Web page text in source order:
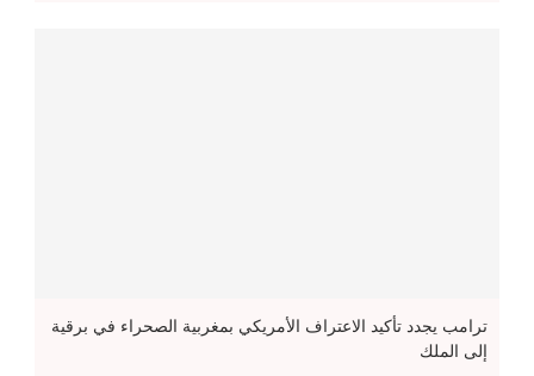
ترامب يجدد تأكيد الاعتراف الأمريكي بمغربية الصحراء في برقية
إلى الملك